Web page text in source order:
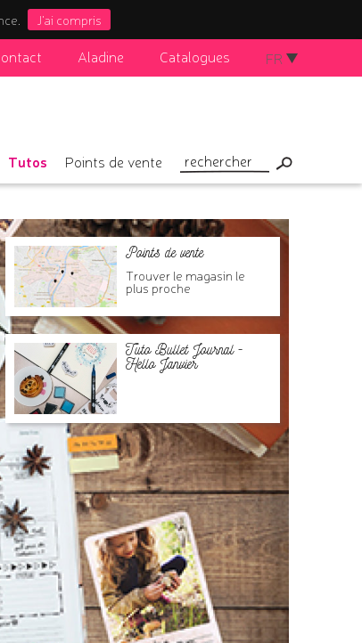
J'ai compris
Aladine Catalogues FR
Tutos Points de vente
Points de vente
Trouver le magasin le
plus proche
Tuto Bullet Journal -
Hello Janvier